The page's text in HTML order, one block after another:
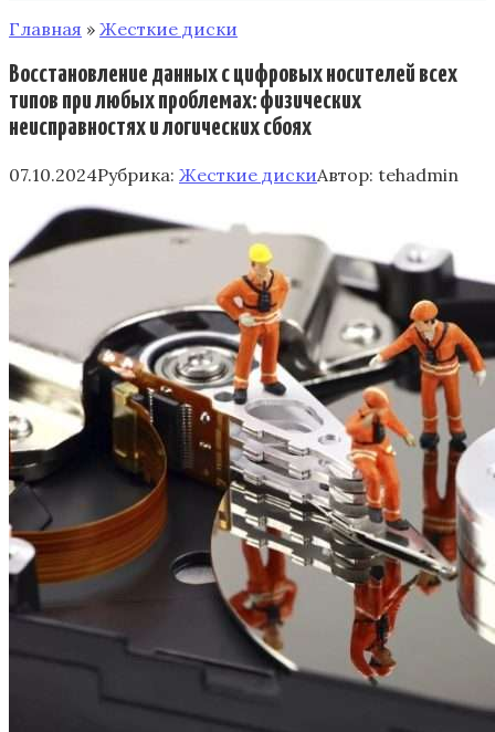
Главная » Жесткие диски
Восстановление данных с цифровых носителей всех
типов при любых проблемах: физических
неисправностях и логических сбоях
07.10.2024Рубрика: Жесткие дискиАвтор: tehadmin